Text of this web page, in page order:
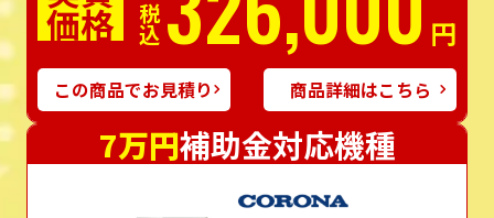
価格 税込 円
この商品でお見積り 商品詳細はこちら
7万円補助金対応機種